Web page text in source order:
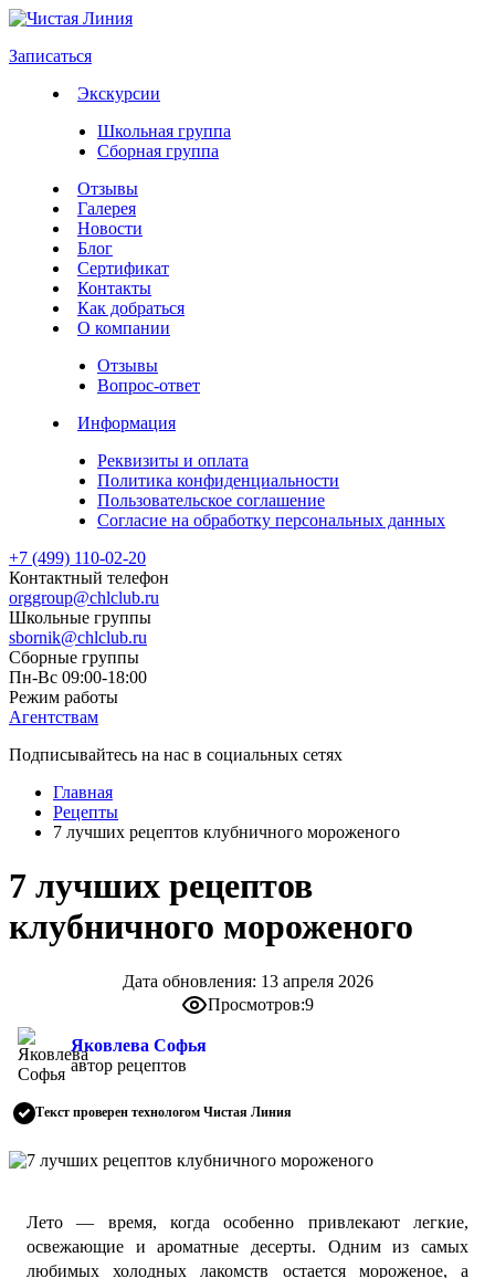
Записаться
Экскурсии
Школьная группа
Сборная группа
Отзывы
Галерея
Новости
Блог
Сертификат
Контакты
Как добраться
О компании
Отзывы
Вопрос-ответ
Информация
Реквизиты и оплата
Политика конфиденциальности
Пользовательское соглашение
Согласие на обработку персональных данных
+7 (499) 110-02-20
Контактный телефон
orggroup@chlclub.ru
Школьные группы
sbornik@chlclub.ru
Сборные группы
Пн-Вс 09:00-18:00
Режим работы
Агентствам
Подписывайтесь на нас в социальных сетях
Главная
Рецепты
7 лучших рецептов клубничного мороженого
7 лучших рецептов
клубничного мороженого
Дата обновления: 13 апреля 2026
Просмотров:9
Яковлева Софья
автор рецептов
Текст проверен технологом Чистая Линия
Лето — время, когда особенно привлекают легкие,
освежающие и ароматные десерты. Одним из самых
любимых холодных лакомств остается мороженое, а